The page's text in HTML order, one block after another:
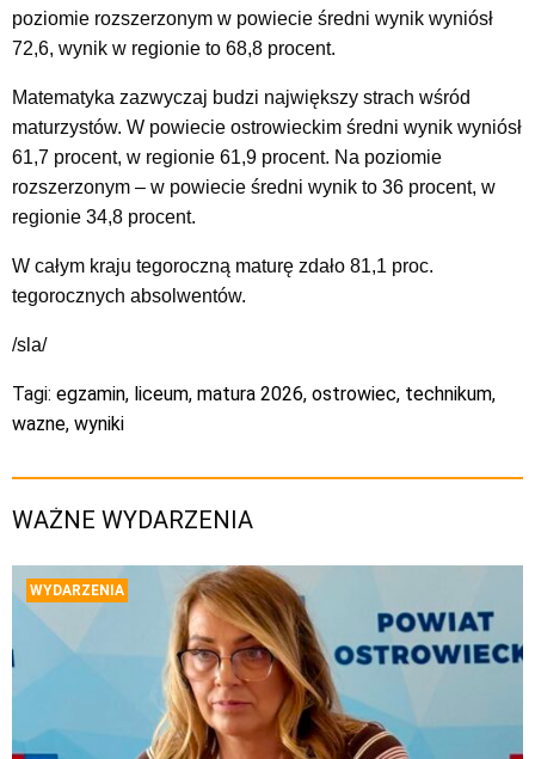
poziomie rozszerzonym w powiecie średni wynik wyniósł
72,6, wynik w regionie to 68,8 procent.
Matematyka zazwyczaj budzi największy strach wśród
maturzystów. W powiecie ostrowieckim średni wynik wyniósł
61,7 procent, w regionie 61,9 procent. Na poziomie
rozszerzonym – w powiecie średni wynik to 36 procent, w
regionie 34,8 procent.
W całym kraju tegoroczną maturę zdało 81,1 proc.
tegorocznych absolwentów.
/sla/
Tagi: egzamin, liceum, matura 2026, ostrowiec, technikum,
wazne, wyniki
WAŻNE WYDARZENIA
WYDARZENIA